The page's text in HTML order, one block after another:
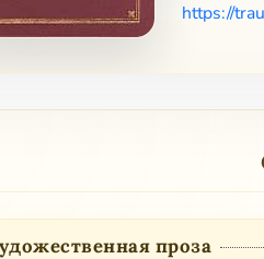
https://
проза